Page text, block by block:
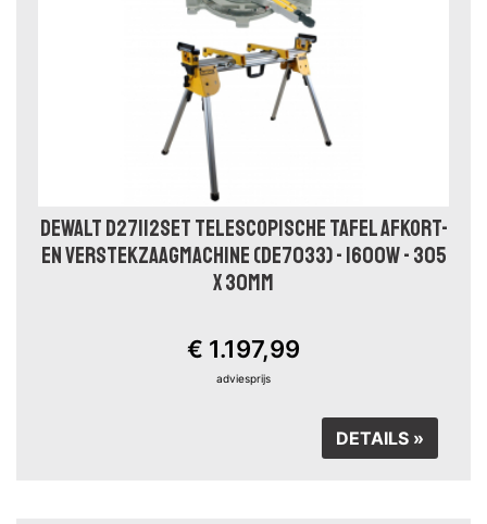
DEWALT D27112SET TELESCOPISCHE TAFEL AFKORT-
EN VERSTEKZAAGMACHINE (DE7033) - 1600W - 305
X 30MM
€ 1.197,99
adviesprijs
DETAILS »